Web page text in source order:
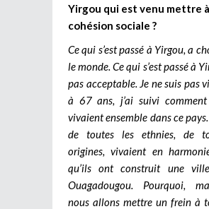
Yirgou qui est venu mettre à
cohésion sociale ?
Ce qui s’est passé à Yirgou, a
le monde. Ce qui s’est passé à
pas acceptable. Je ne suis pas
à 67 ans, j’ai suivi comment
vivaient ensemble dans ce pays.
de toutes les ethnies, de
origines, vivaient en
qu’ils ont construit une
Ouagadougou. Pourquoi,
nous allons mettre un frein à